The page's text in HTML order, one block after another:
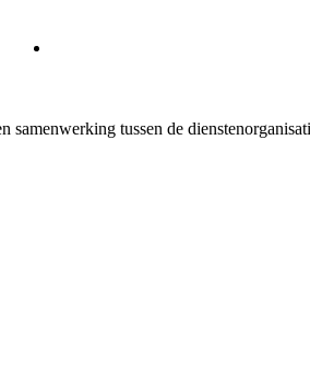
samenwerking tussen de